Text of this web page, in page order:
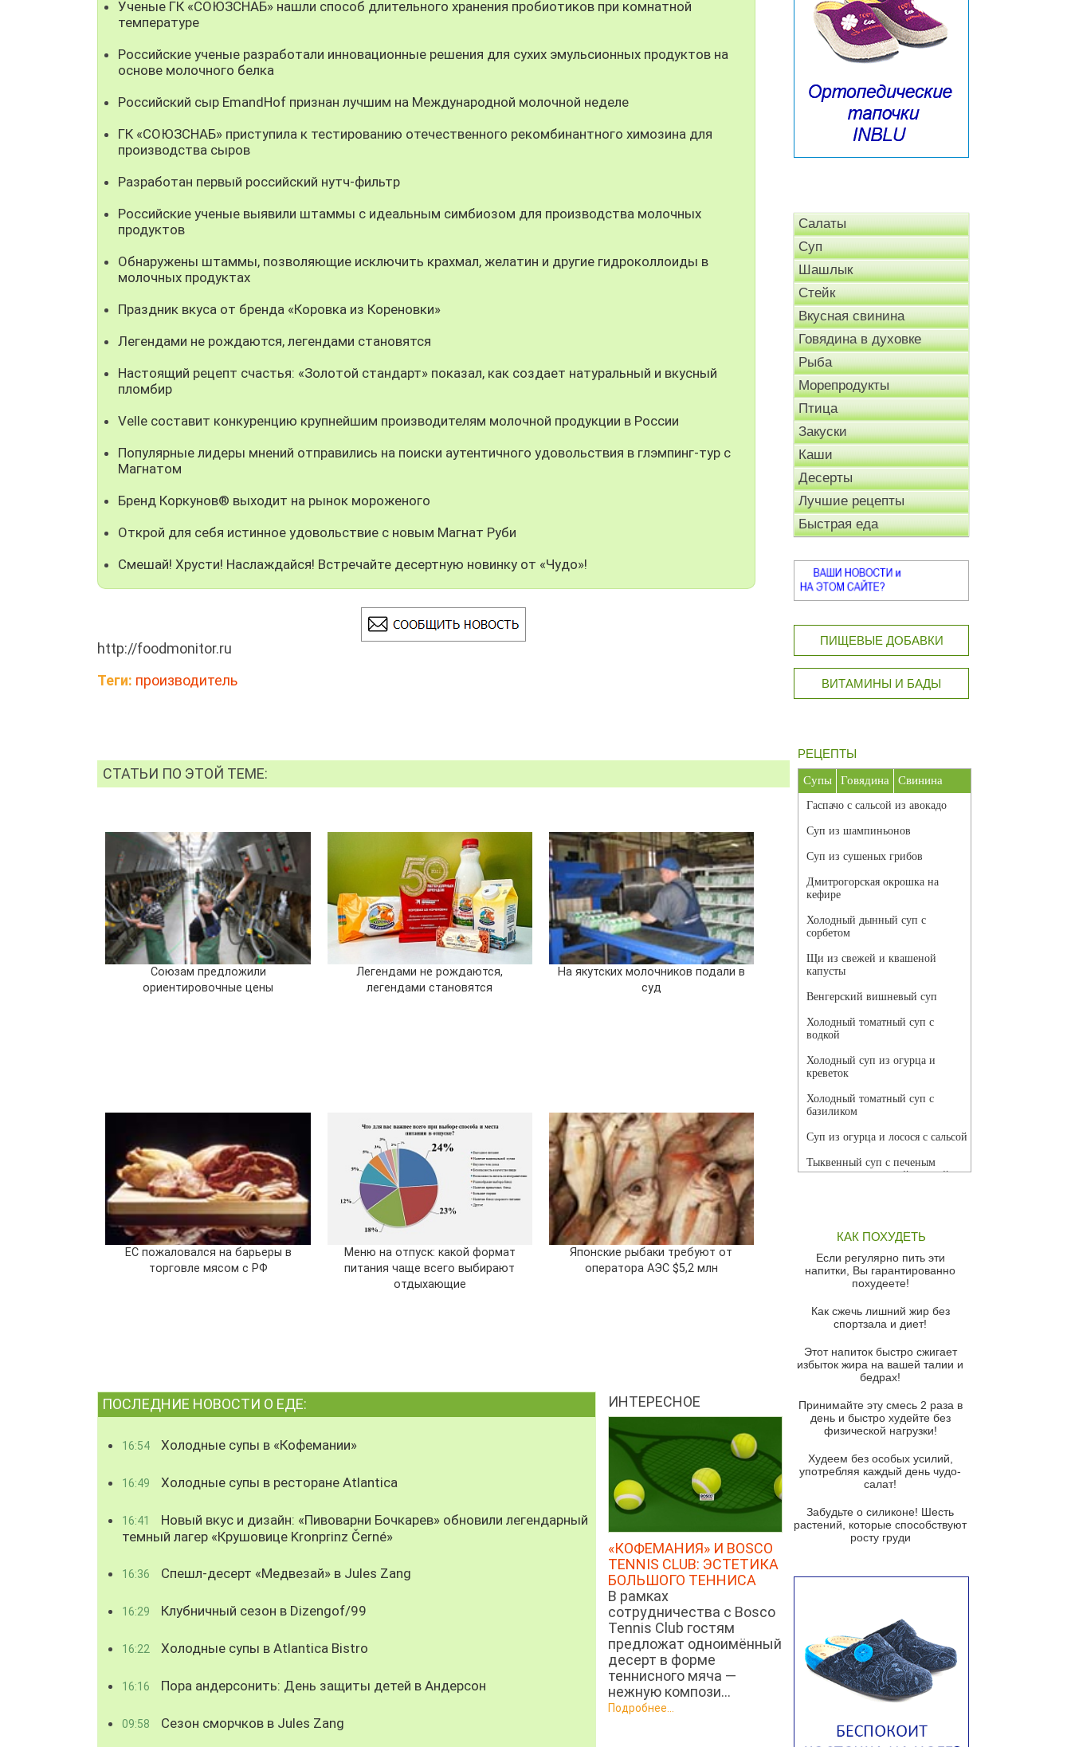
Ученые ГК «СОЮЗСНАБ» нашли способ длительного хранения пробиотиков при комнатной
температуре
Российские ученые разработали инновационные решения для сухих эмульсионных продуктов на
основе молочного белка
Российский сыр EmandHof признан лучшим на Международной молочной неделе
ГК «СОЮЗСНАБ» приступила к тестированию отечественного рекомбинантного химозина для
производства сыров
Разработан первый российский нутч-фильтр
Российские ученые выявили штаммы с идеальным симбиозом для производства молочных
продуктов
Обнаружены штаммы, позволяющие исключить крахмал, желатин и другие гидроколлоиды в
молочных продуктах
Праздник вкуса от бренда «Коровка из Кореновки»
Легендами не рождаются, легендами становятся
Настоящий рецепт счастья: «Золотой стандарт» показал, как создает натуральный и вкусный
пломбир
Velle составит конкуренцию крупнейшим производителям молочной продукции в России
Популярные лидеры мнений отправились на поиски аутентичного удовольствия в глэмпинг-тур с
Магнатом
Бренд Коркунов® выходит на рынок мороженого
Открой для себя истинное удовольствие с новым Магнат Руби
Смешай! Хрусти! Наслаждайся! Встречайте десертную новинку от «Чудо»!
http://foodmonitor.ru
Теги: производитель
СТАТЬИ ПО ЭТОЙ ТЕМЕ:
Союзам предложили
ориентировочные цены
Легендами не рождаются,
легендами становятся
На якутских молочников подали в
суд
ЕС пожаловался на барьеры в
торговле мясом с РФ
Меню на отпуск: какой формат
питания чаще всего выбирают
отдыхающие
Японские рыбаки требуют от
оператора АЭС $5,2 млн
ПОСЛЕДНИЕ НОВОСТИ О ЕДЕ:
16:54 Холодные супы в «Кофемании»
16:49 Холодные супы в ресторане Atlantica
16:41
Новый вкус и дизайн: «Пивоварни Бочкарев» обновили легендарный
темный лагер «Крушовице Kronprinz Černé»
16:36 Спешл-десерт «Медвезай» в Jules Zang
16:29 Клубничный сезон в Dizengof/99
16:22 Холодные супы в Atlantica Bistro
16:16 Пора андерсонить: День защиты детей в Андерсон
09:58 Сезон сморчков в Jules Zang
ИНТЕРЕСНОЕ
«КОФЕМАНИЯ» И BOSCO
TENNIS CLUB: ЭСТЕТИКА
БОЛЬШОГО ТЕННИСА
В рамках
сотрудничества с Bosco
Tennis Club гостям
предложат одноимённый
десерт в форме
теннисного мяча —
нежную компози...
Подробнее...
Салаты
Суп
Шашлык
Стейк
Вкусная свинина
Говядина в духовке
Рыба
Морепродукты
Птица
Закуски
Каши
Десерты
Лучшие рецепты
Быстрая еда
ПИЩЕВЫЕ ДОБАВКИ
ВИТАМИНЫ И БАДЫ
РЕЦЕПТЫ
Супы Говядина Свинина
Гаспачо с сальсой из авокадо
Суп из шампиньонов
Суп из сушеных грибов
Дмитрогорская окрошка на
кефире
Холодный дынный суп с
сорбетом
Щи из свежей и квашеной
капусты
Венгерский вишневый суп
Холодный томатный суп с
водкой
Холодный суп из огурца и
креветок
Холодный томатный суп с
базиликом
Суп из огурца и лосося с сальсой
Тыквенный суп с печеным
чесноком и томатной сальсой
красного перца
Парижский луковый суп
Суп из спаржи и горошка с
Суп-крем из цветной капусты
Французский луковый суп
Суп из баклажанов с моцареллой
Грибной крем-суп с кростини с
козьим сыром
Суп мисо с зеленым луком и
тофу
из рукколы
Португальский чесночный суп с
Ирландский картофельный суп
Суп из пастернака
Пряный морковный суп во время
зимних холодов
Американский суп из красной
КАК ПОХУДЕТЬ
Если регулярно пить эти
напитки, Вы гарантированно
похудеете!
Как сжечь лишний жир без
спортзала и диет!
Этот напиток быстро сжигает
избыток жира на вашей талии и
бедрах!
Принимайте эту смесь 2 раза в
день и быстро худейте без
физической нагрузки!
Худеем без особых усилий,
употребляя каждый день чудо-
салат!
Забудьте о силиконе! Шесть
растений, которые способствуют
росту груди